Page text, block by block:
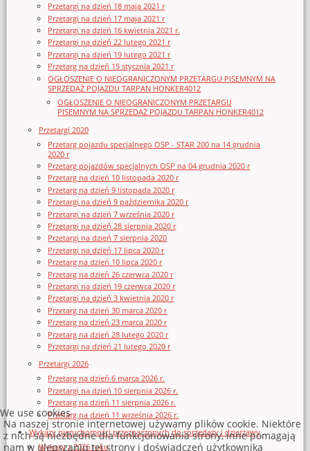
Przetargi na dzień 18 maja 2021 r
Przetargi na dzień 17 maja 2021 r
Przetargi na dzień 16 kwietnia 2021 r.
Przetargi na dzień 22 lutego 2021 r
Przetargi na dzień 19 lutego 2021 r
Przetarg na dzień 15 stycznia 2021 r
OGŁOSZENIE O NIEOGRANICZONYM PRZETARGU PISEMNYM NA
SPRZEDAŻ POJAZDU TARPAN HONKER4012
OGŁOSZENIE O NIEOGRANICZONYM PRZETARGU
PISEMNYM NA SPRZEDAŻ POJAZDU TARPAN HONKER4012
Przetargi 2020
Przetarg pojazdu specjalnego OSP - STAR 200 na 14 grudnia
2020 r
Przetarg pojazdów specjalnych OSP na 04 grudnia 2020 r
Przetarg na dzień 10 listopada 2020 r
Przetarg na dzień 9 listopada 2020 r
Przetargi na dzień 9 października 2020 r
Przetargi na dzień 7 września 2020 r
Przetargi na dzień 28 sierpnia 2020 r
Przetargi na dzień 7 sierpnia 2020
Przetargi na dzień 17 lipca 2020 r
Przetarg na dzień 10 lipca 2020 r
Przetarg na dzień 26 czerwca 2020 r
Przetargi na dzień 19 czerwca 2020 r
Przetargi na dzień 3 kwietnia 2020 r
Przetarg na dzień 30 marca 2020 r
Przetarg na dzień 23 marca 2020 r
Przetarg na dzień 28 lutego 2020 r
Przetargi na dzień 21 lutego 2020 r
Przetargi 2026
Przetarg na dzień 6 marca 2026 r.
Przetargi na dzień 10 sierpnia 2026 r.
Przetarg na dzień 11 sierpnia 2026 r.
Przetarg na dzień 11 września 2026 r.
Wykazy nieruchomości przeznaczonych do sprzedaży i dzierżawy
Wykazy z 2026 roku
We use cookies
Na naszej stronie internetowej używamy plików cookie. Niektóre
z nich są niezbędne dla funkcjonowania strony, inne pomagają
nam w ulepszaniu tej strony i doświadczeń użytkownika